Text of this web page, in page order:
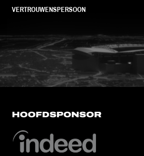
VERTROUWENSPERSOON
FC
HOOFDSPONSOR